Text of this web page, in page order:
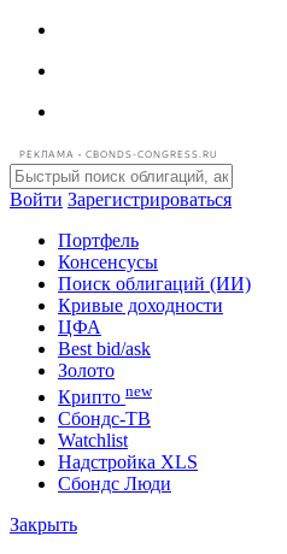
РЕКЛАМА • CBONDS-CONGRESS.RU
Войти Зарегистрироваться
Портфель
Консенсусы
Поиск облигаций (ИИ)
Кривые доходности
ЦФА
Best bid/ask
Золото
Крипто new
Watchlist